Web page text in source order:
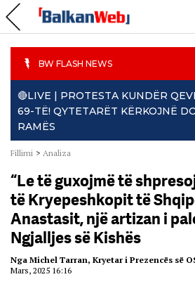
BW FLASH NEWS
🔴LIVE | PROTESTA KUNDËR
69-TË! QYTETARËT KËRKOJNË
RAMËS
Fillimi > Analiza
“Le të guxojmë të
të Kryepeshkopit të
Anastasit, një artizan i
Ngjalljes së Kishës
Nga Michel Tarran, Kryetar i Prezencës së
Mars, 2025 16:16